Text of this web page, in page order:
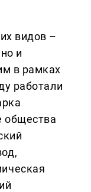
видов –
и
в рамках
работали
общества